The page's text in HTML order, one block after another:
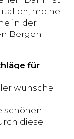
meine
in der
Bergen
für
wünsche
schönen
diese